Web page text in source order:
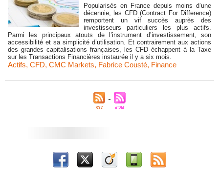
Popularisés en France depuis moins d’une
décennie, les CFD (Contract For Difference)
remportent un vif succès auprès des
investisseurs particuliers les plus actifs.
Parmi les principaux atouts de l’instrument d’investissement, son
accessibilité et sa simplicité d’utilisation. Et contrairement aux actions
des grandes capitalisations françaises, les CFD échappent à la Taxe
sur les Transactions Financières instaurée il y a six mois.
Actifs, CFD, CMC Markets, Fabrice Cousté, Finance